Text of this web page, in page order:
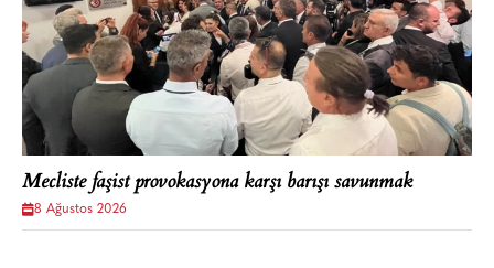
Mecliste faşist provokasyona karşı barışı savunmak
8 Ağustos 2026